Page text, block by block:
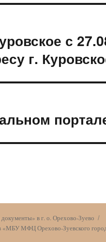
с
г.
в г. о. Орехово-Зуево
МФЦ Орехово-Зуевского